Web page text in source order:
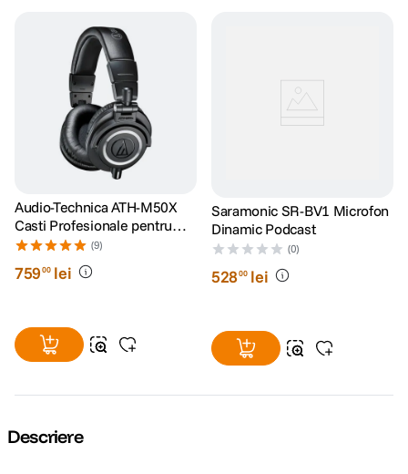
Audio-Technica ATH-M50X
Casti Profesionale pentru
Monitorizare in Studio
(9)
75900 lei
Saramonic SR-BV1 Microfon
Dinamic Podcast
(0)
52800 lei
Descriere